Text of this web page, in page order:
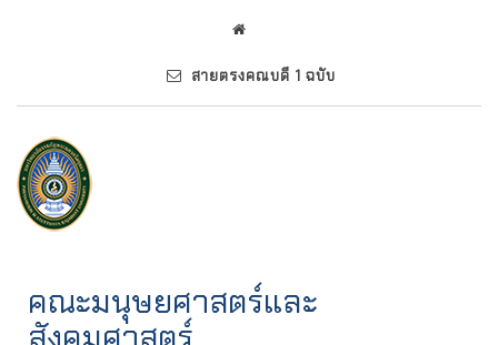
สายตรงคณบดี 1 ฉบับ
คณะมนุษยศาสตร์และ